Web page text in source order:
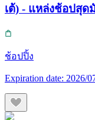
เต้) - แหล่งช้อปสุ
ช้อปปิ้ง
Expiration date: 2026/